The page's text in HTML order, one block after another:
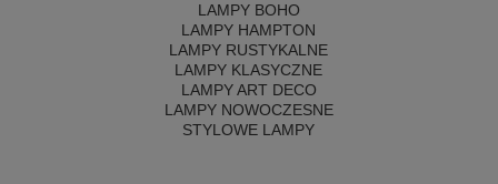
LAMPY BOHO
LAMPY HAMPTON
LAMPY RUSTYKALNE
LAMPY KLASYCZNE
LAMPY ART DECO
LAMPY NOWOCZESNE
STYLOWE LAMPY